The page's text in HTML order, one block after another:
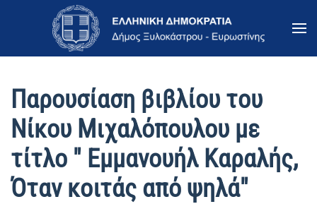
Skip to main content
Παρουσίαση βιβλίου του
Νίκου Μιχαλόπουλου με
τίτλο " Εμμανουήλ Καραλής,
Όταν κοιτάς από ψηλά"